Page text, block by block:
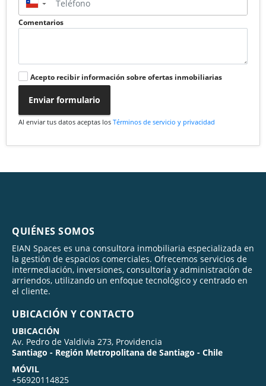
▼
Comentarios
Acepto recibir información sobre ofertas inmobiliarias
Enviar formulario
Al enviar tus datos aceptas los Términos de servicio y privacidad
QUIÉNES SOMOS
EIAN Spaces es una consultora inmobiliaria especializada en
la gestión de espacios comerciales. Ofrecemos servicios de
intermediación, inversiones, consultoría y administración de
arriendos, utilizando un enfoque tecnológico y centrado en
el cliente.
UBICACIÓN Y CONTACTO
UBICACIÓN
Av. Pedro de Valdivia 273, Providencia
Santiago - Región Metropolitana de Santiago - Chile
MÓVIL
+56920114825